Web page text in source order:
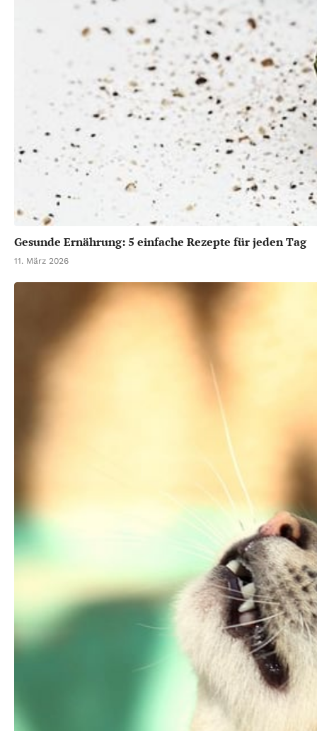
Gesunde Ernährung: 5 einfache Rezepte für jeden Tag
11. März 2026